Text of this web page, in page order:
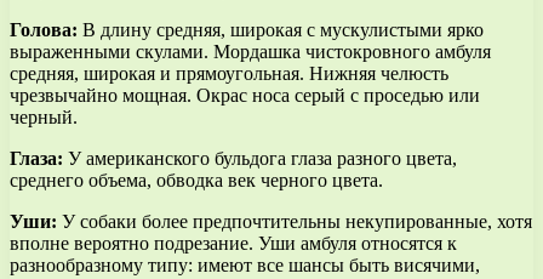
Голова: В длину средняя, широкая с мускулистыми ярко
выраженными скулами. Мордашка чистокровного амбуля
средняя, широкая и прямоугольная. Нижняя челюсть
чрезвычайно мощная. Окрас носа серый с проседью или
черный.
Глаза: У американского бульдога глаза разного цвета,
среднего объема, обводка век черного цвета.
Уши: У собаки более предпочтительны некупированные, хотя
вполне вероятно подрезание. Уши амбуля относятся к
разнообразному типу: имеют все шансы быть висячими,